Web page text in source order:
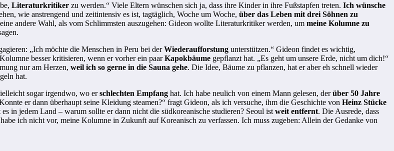
Literaturkritiker zu werden.“ Viele Eltern wünschen sich ja, dass ihre Kinder in ihre Fußstapfen treten. Ich wünsche
wie anstrengend und zeitintensiv es ist, tagtäglich, Woche um Woche, über das Leben mit drei Söhnen zu
andere Wahl, als vom Schlimmsten auszugehen: Gideon wollte Literaturkritiker werden, um meine Kolumne zu
„Ich möchte die Menschen in Peru bei derWiederaufforstung unterstützen.“ Gideon findet es wichtig,
besser kritisieren, wenn er vorher ein paarKapokbäume gepflanzt hat. „Es geht um unsere Erde, nicht um dich!“
nur am Herzen, weil ich so gerne in die Sauna gehe. Die Idee, Bäume zu pflanzen, hat er aber eh schnell wieder
hat.
sogar irgendwo, wo erschlechten Empfang hat. Ich habe neulich von einem Mann gelesen, derüber 50 Jahre
er dann überhaupt seine Kleidung steamen?“ fragt Gideon, als ich versuche, ihm die Geschichte von Heinz Stücke
in jedem Land – warum sollte er dann nicht die südkoreanische studieren? Seoul ist weit entfernt. Die Ausrede, dass
ich nicht vor, meine Kolumne in Zukunft auf Koreanisch zu verfassen. Ich muss zugeben: Allein der Gedanke von